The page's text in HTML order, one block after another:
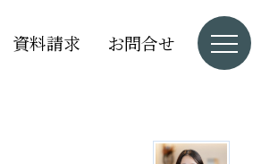
資料請求 お問合せ